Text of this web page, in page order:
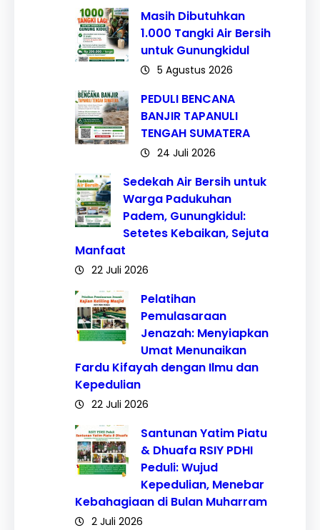
Masih Dibutuhkan
1.000 Tangki Air Bersih
untuk Gunungkidul
5 Agustus 2026
PEDULI BENCANA
BANJIR TAPANULI
TENGAH SUMATERA
24 Juli 2026
Sedekah Air Bersih untuk
Warga Padukuhan
Padem, Gunungkidul:
Setetes Kebaikan, Sejuta
Manfaat
22 Juli 2026
Pelatihan
Pemulasaraan
Jenazah: Menyiapkan
Umat Menunaikan
Fardu Kifayah dengan Ilmu dan
Kepedulian
22 Juli 2026
Santunan Yatim Piatu
& Dhuafa RSIY PDHI
Peduli: Wujud
Kepedulian, Menebar
Kebahagiaan di Bulan Muharram
2 Juli 2026